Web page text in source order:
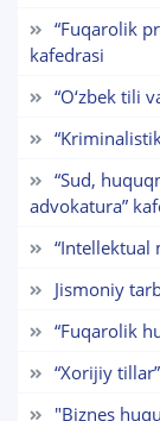
“Fuqarolik
kafedrasi
“O‘zbek tili
“Sud,
advokatura”
“Intellektual
Jismoniy
“Fuqarolik
“Xorijiy
"Biznes
Mavzuni
savollar chiqadi: